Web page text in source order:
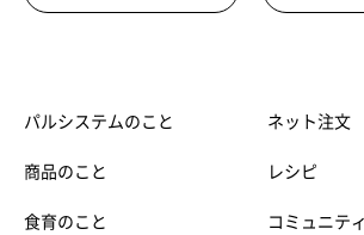
パルシステムのこと
商品のこと
食育のこと
ネット注文
レシピ
コミュニティ